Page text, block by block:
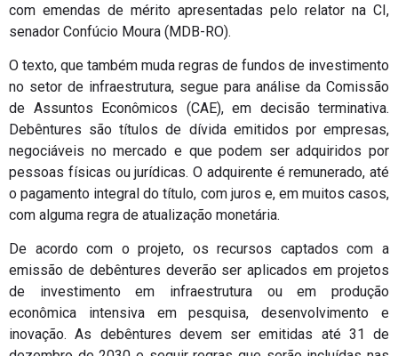
com emendas de mérito apresentadas pelo relator na CI,
senador Confúcio Moura (MDB-RO).
O texto, que também muda regras de fundos de investimento
no setor de infraestrutura, segue para análise da Comissão
de Assuntos Econômicos (CAE), em decisão terminativa.
Debêntures são títulos de dívida emitidos por empresas,
negociáveis no mercado e que podem ser adquiridos por
pessoas físicas ou jurídicas. O adquirente é remunerado, até
o pagamento integral do título, com juros e, em muitos casos,
com alguma regra de atualização monetária.
De acordo com o projeto, os recursos captados com a
emissão de debêntures deverão ser aplicados em projetos
de investimento em infraestrutura ou em produção
econômica intensiva em pesquisa, desenvolvimento e
inovação. As debêntures devem ser emitidas até 31 de